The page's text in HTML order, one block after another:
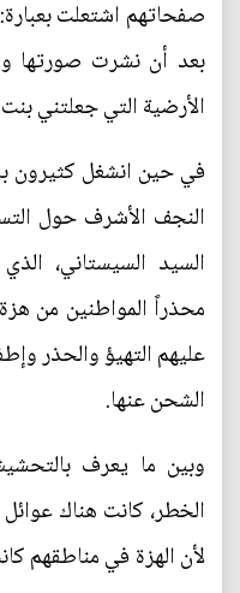
صفحاتهم اشتعلت
بعد أن نشرت صورتها
الأرضية التي جعلتني
في حين انشغل كثيرون
النجف الأشرف حول
السيد السيستاني،
محذراً المواطنين من
عليهم التهيؤ والحذر
الشحن عنها.
وبين ما يعرف
الخطر، كانت هناك
لأن الهزة في مناطقهم